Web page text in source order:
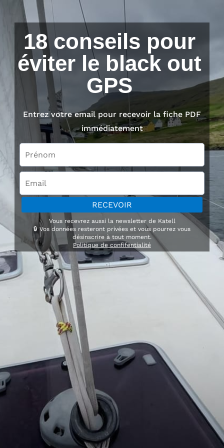
18 conseils pour
éviter le black out
GPS
Entrez votre email pour recevoir la fiche PDF
immédiatement
RECEVOIR
Vous recevrez aussi la newsletter de Katell
🔒 Vos données resteront privées et vous pourrez vous
désinscrire à tout moment.
Politique de confifentialité